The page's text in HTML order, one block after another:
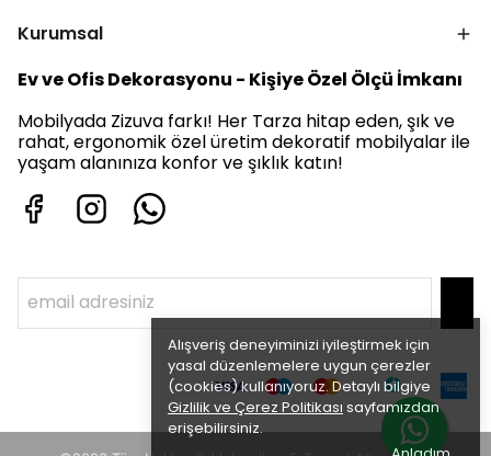
Alışveriş deneyiminizi iyileştirmek için
yasal düzenlemelere uygun çerezler
(cookies) kullanıyoruz. Detaylı bilgiye
Gizlilik ve Çerez Politikası sayfamızdan
erişebilirsiniz.
Kurumsal
Ev ve Ofis Dekorasyonu - Kişiye Özel Ölçü İmkanı
Mobilyada Zizuva farkı! Her Tarza hitap eden, şık ve
rahat, ergonomik özel üretim dekoratif mobilyalar ile
yaşam alanınıza konfor ve şıklık katın!